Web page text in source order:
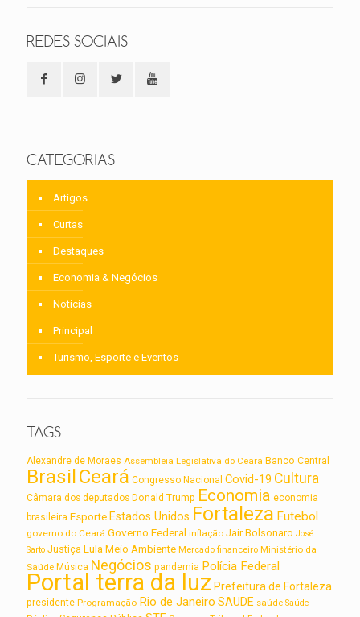
REDES SOCIAIS
CATEGORIAS
Artigos
Curtas
Destaques
Economia & Negócios
Notícias
Principal
Turismo, Esporte e Eventos
TAGS
Alexandre de Moraes Assembleia Legislativa do Ceará Banco Central
BrasilCeará Congresso Nacional Covid-19 Cultura
Câmara dos deputados Donald Trump Economia economia
brasileira Esporte Estados Unidos Fortaleza Futebol
governo do Ceará Governo Federal inflação Jair Bolsonaro José
Sarto Justiça Lula Meio Ambiente Mercado financeiro Ministério da
Saúde Música Negócios pandemia Polícia Federal
Portal terra da luz Prefeitura de Fortaleza
presidente Programação Rio de Janeiro SAUDE saúde Saúde